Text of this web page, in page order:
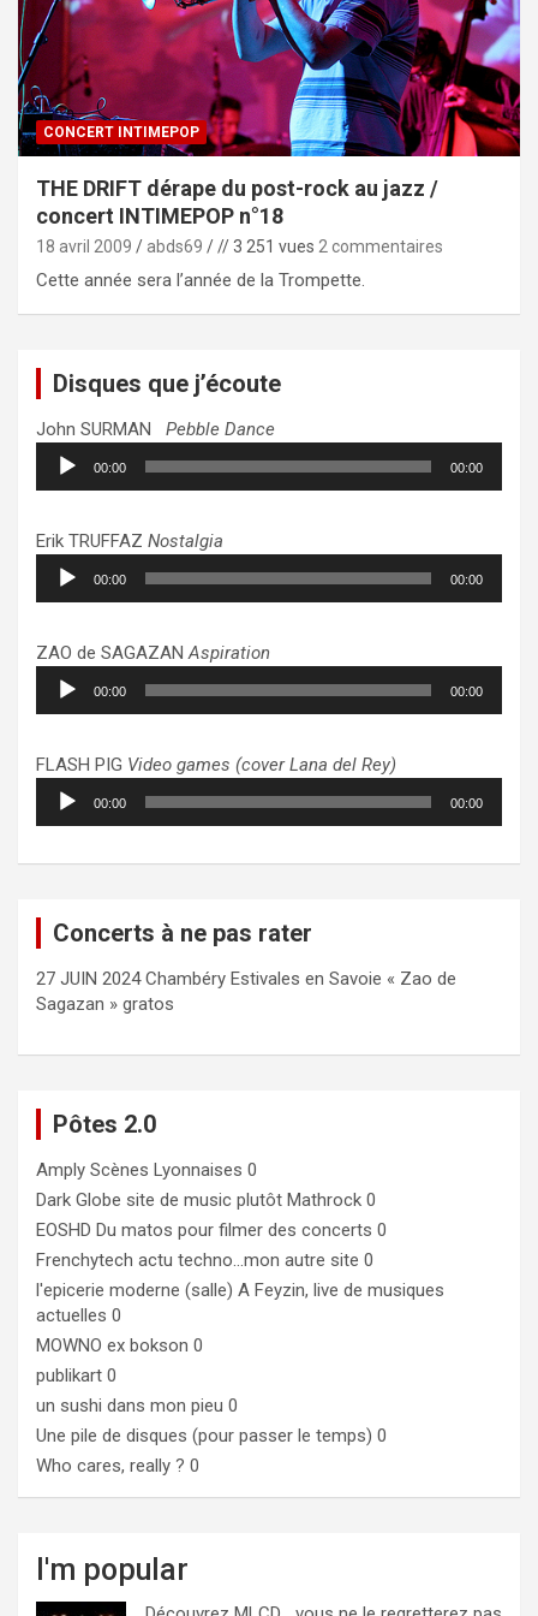
CONCERT INTIMEPOP
THE DRIFT dérape du post-rock au jazz /
concert INTIMEPOP n°18
18 avril 2009 abds69 // 3 251 vues 2 commentaires
Cette année sera l’année de la Trompette.
Disques que j’écoute
John SURMAN Pebble Dance
Lecteur
audio
00:00 00:00
Erik TRUFFAZ Nostalgia
Lecteur
audio
00:00 00:00
ZAO de SAGAZANAspiration
Lecteur
audio
00:00 00:00
FLASH PIG Video games (cover Lana del Rey)
Lecteur
audio
00:00 00:00
Concerts à ne pas rater
27 JUIN 2024 Chambéry Estivales en Savoie « Zao de
Sagazan » gratos
Pôtes 2.0
Amply Scènes Lyonnaises 0
Dark Globe site de music plutôt Mathrock 0
EOSHD Du matos pour filmer des concerts 0
Frenchytech actu techno…mon autre site 0
l'epicerie moderne (salle) A Feyzin, live de musiques
actuelles 0
MOWNO ex bokson 0
publikart 0
un sushi dans mon pieu 0
Une pile de disques (pour passer le temps) 0
Who cares, really ? 0
I'm popular